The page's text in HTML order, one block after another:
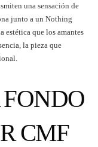
una sensación de
junto a un Nothing
estética que los amantes
la pieza que
CMF